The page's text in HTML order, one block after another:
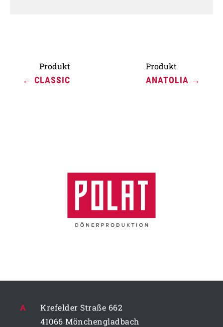
← CLASSIC ANATOLIA →
A
Krefelder Straße 662
41066 Mönchengladbach